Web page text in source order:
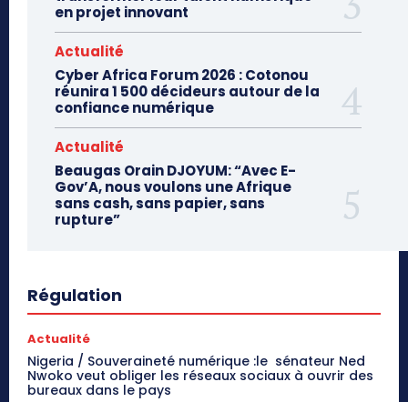
en projet innovant
Actualité
Cyber Africa Forum 2026 : Cotonou
réunira 1 500 décideurs autour de la
confiance numérique
Actualité
Beaugas Orain DJOYUM: “Avec E-
Gov’A, nous voulons une Afrique
sans cash, sans papier, sans
rupture”
Régulation
Actualité
Nigeria / Souveraineté numérique :le sénateur Ned
Nwoko veut obliger les réseaux sociaux à ouvrir des
bureaux dans le pays